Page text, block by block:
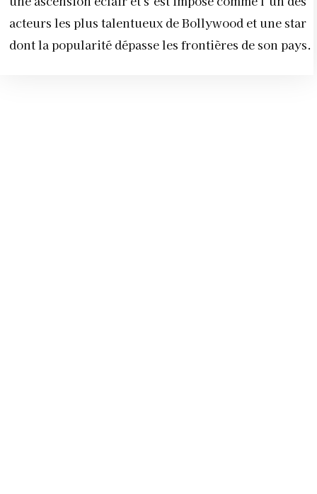
acteurs les plus talentueux de Bollywood et une star
dont la popularité dépasse les frontières de son pays.